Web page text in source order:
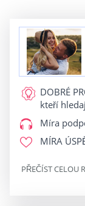
DOBRÉ
kteří
Míra
MÍRA
PŘEČÍST CELOU